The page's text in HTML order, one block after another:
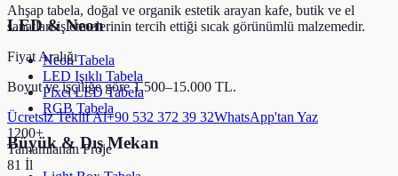
LED & Neon
Neon Tabela
LED Işıklı Tabela
Pixel LED Tabela
RGB Tabela
Büyük & Dış Mekan
Ahşap tabela, doğal ve organik estetik arayan kafe, butik ve el
sanatları işletmelerinin tercih ettiği sıcak görünümlü malzemedir.
Fiyat Aralığı
Boyut ve işçiliğe göre 1.500–15.000 TL.
Ücretsiz Teklif Al+90 532 372 39 32WhatsApp'tan Yaz
1200+
Tamamlanan Proje
81 İl